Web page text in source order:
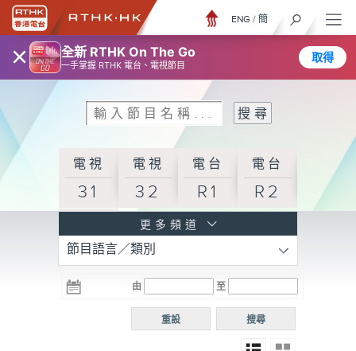
× 全新 RTHK On The Go
一手掌握 RTHK 電台、電視節目
取得
ENG / 簡
電視
31
電視
32
電台
R1
電台
R2
R3
電台 電台
R5
電台
普通
更多頻道
節目語言／類別
由 至
搜尋
重設